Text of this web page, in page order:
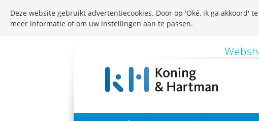
Deze website gebruikt advertentiecookies. Door op 'Oké, ik ga akkoord'
meer informatie of om uw instellingen aan te passen.